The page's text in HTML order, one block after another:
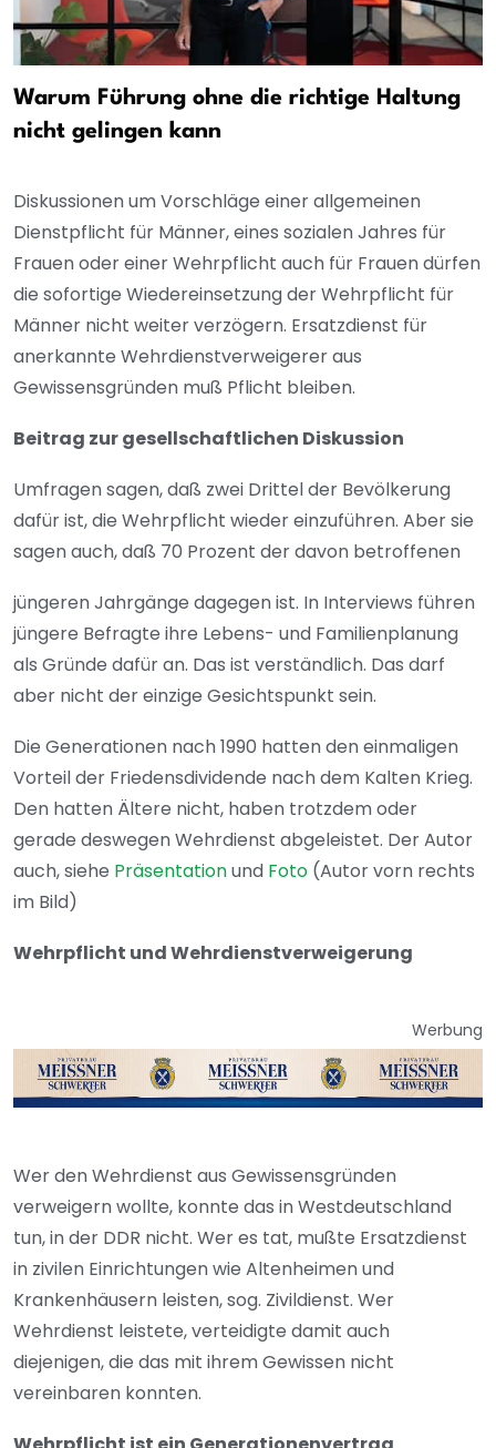
Warum Führung ohne die richtige Haltung
nicht gelingen kann
Diskussionen um Vorschläge einer allgemeinen
Dienstpflicht für Männer, eines sozialen Jahres für
Frauen oder einer Wehrpflicht auch für Frauen dürfen
die sofortige Wiedereinsetzung der Wehrpflicht für
Männer nicht weiter verzögern. Ersatzdienst für
anerkannte Wehrdienstverweigerer aus
Gewissensgründen muß Pflicht bleiben.
Beitrag zur gesellschaftlichen Diskussion
Umfragen sagen, daß zwei Drittel der Bevölkerung
dafür ist, die Wehrpflicht wieder einzuführen. Aber sie
sagen auch, daß 70 Prozent der davon betroffenen
jüngeren Jahrgänge dagegen ist. In Interviews führen
jüngere Befragte ihre Lebens- und Familienplanung
als Gründe dafür an. Das ist verständlich. Das darf
aber nicht der einzige Gesichtspunkt sein.
Die Generationen nach 1990 hatten den einmaligen
Vorteil der Friedensdividende nach dem Kalten Krieg.
Den hatten Ältere nicht, haben trotzdem oder
gerade deswegen Wehrdienst abgeleistet. Der Autor
auch, siehe Präsentationund Foto (Autor vorn rechts
im Bild)
Wehrpflicht und Wehrdienstverweigerung
Werbung
Wer den Wehrdienst aus Gewissensgründen
verweigern wollte, konnte das in Westdeutschland
tun, in der DDR nicht. Wer es tat, mußte Ersatzdienst
in zivilen Einrichtungen wie Altenheimen und
Krankenhäusern leisten, sog. Zivildienst. Wer
Wehrdienst leistete, verteidigte damit auch
diejenigen, die das mit ihrem Gewissen nicht
vereinbaren konnten.